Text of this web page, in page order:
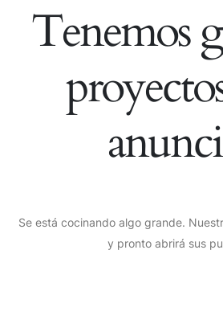
Tenemos
Se está cocinando algo grande.
y pronto abrirá sus